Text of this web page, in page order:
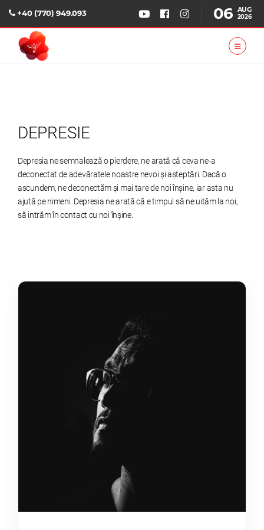
+40 (770) 949.093 06 AUG
2026
DEPRESIE
Depresia ne semnalează o pierdere, ne arată că ceva ne-a
deconectat de adevăratele noastre nevoi și așteptări. Dacă o
ascundem, ne deconectăm și mai tare de noi înșine, iar asta nu
ajută pe nimeni. Depresia ne arată că e timpul să ne uităm la noi,
să intrăm în contact cu noi înșine.